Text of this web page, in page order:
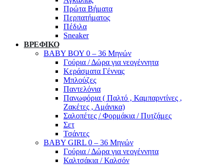
Πρώτα Βήματα
Περπατήματος
Πέδιλα
Sneaker
ΒΡΕΦΙΚΟ
ΒΑΒΥ ΒΟΥ 0 – 36 Μηνών
Γούρια / Δώρα για νεογέννητα
Κεράσματα Γέννας
Μπλούζες
Παντελόνια
Πανωφόρια ( Παλτό , Καμπαρντίνες ,
Ζακέτες , Αμάνικα)
Σαλοπέτες / Φορμάκια / Πυτζάμες
Σετ
Τσάντες
BABY GIRL 0 – 36 Μηνών
Γούρια / Δώρα για νεογέννητα
Καλτσάκια / Καλσόν